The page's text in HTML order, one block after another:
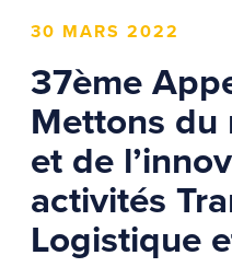
30 MARS 2022
37ème
Mettons du
et de
activités
Logistique